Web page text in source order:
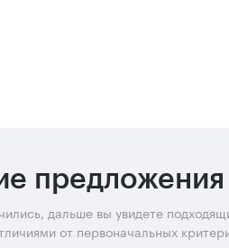
предложения
дальше вы увидете
от первоначальных